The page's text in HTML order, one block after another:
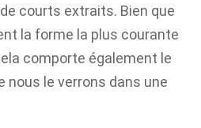
courts extraits. Bien que
la forme la plus courante
comporte également le
nous le verrons dans une